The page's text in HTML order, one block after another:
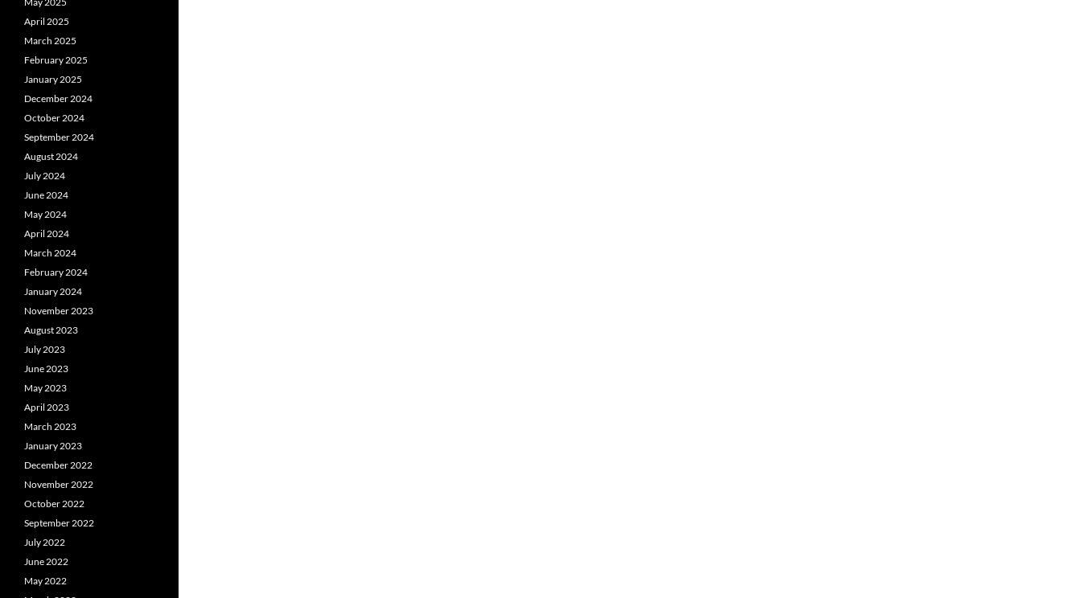
April 2025
March 2025
February 2025
January 2025
December 2024
October 2024
September 2024
August 2024
July 2024
June 2024
May 2024
April 2024
March 2024
February 2024
January 2024
November 2023
August 2023
July 2023
June 2023
May 2023
April 2023
March 2023
January 2023
December 2022
November 2022
October 2022
September 2022
July 2022
June 2022
May 2022